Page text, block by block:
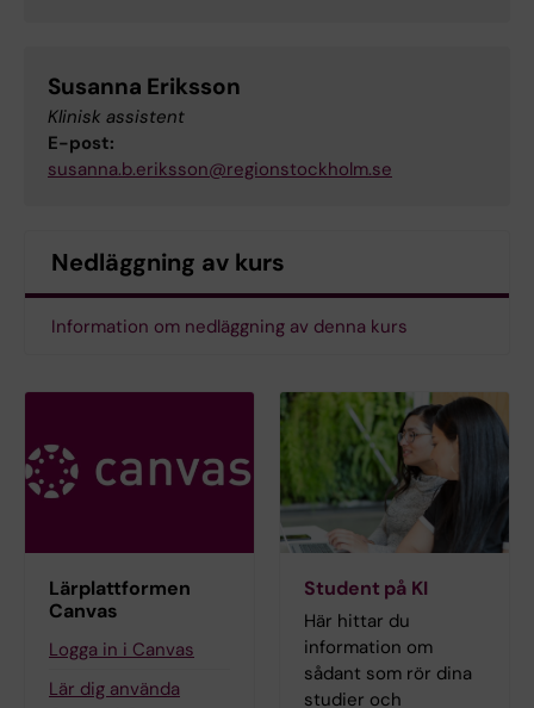
Susanna Eriksson
Klinisk assistent
E-post:
susanna.b.eriksson@regionstockholm.se
Nedläggning av kurs
Information om nedläggning av denna kurs
Lärplattformen
Canvas
Logga in i Canvas
Lär dig använda
Student på KI
Här hittar du
information om
sådant som rör dina
studier och